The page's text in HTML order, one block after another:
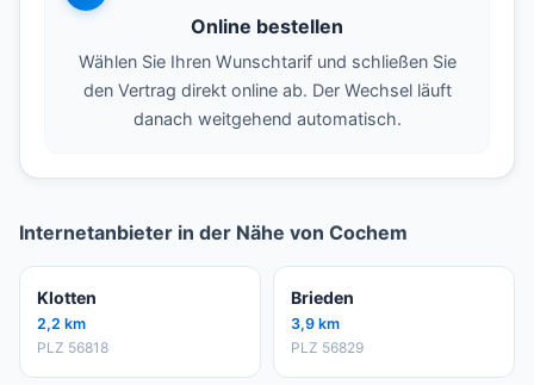
Online bestellen
Wählen Sie Ihren Wunschtarif und schließen Sie
den Vertrag direkt online ab. Der Wechsel läuft
danach weitgehend automatisch.
Internetanbieter in der Nähe von Cochem
Klotten
2,2 km
PLZ 56818
Brieden
3,9 km
PLZ 56829